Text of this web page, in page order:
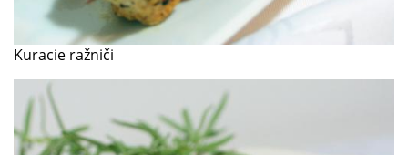
Kuracie ražniči